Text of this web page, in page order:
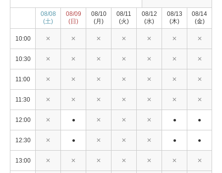
08/08
(土)
08/09
(日)
08/10
(月)
08/11
(火)
08/12
(水)
08/13
(木)
08/14
(金)
10:00 ✕ ✕ ✕ ✕ ✕ ✕ ✕
10:30 ✕ ✕ ✕ ✕ ✕ ✕ ✕
11:00 ✕ ✕ ✕ ✕ ✕ ✕ ✕
11:30 ✕ ✕ ✕ ✕ ✕ ✕ ✕
12:00 ✕ ● ✕ ✕ ✕ ● ●
12:30 ✕ ● ✕ ✕ ✕ ● ●
13:00 ✕ ✕ ✕ ✕ ✕ ✕ ✕